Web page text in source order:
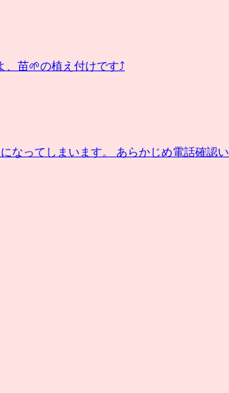
、苗🌱の植え付けです⤴️
なってしまいます。 あらかじめ電話確認い